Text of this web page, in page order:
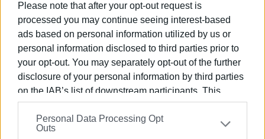
Please note that after your opt-out request is
processed you may continue seeing interest-based
ads based on personal information utilized by us or
personal information disclosed to third parties prior to
your opt-out. You may separately opt-out of the further
disclosure of your personal information by third parties
on the IAB’s list of downstream participants. This
information may also be disclosed by us to third parties
on theIAB’s List of Downstream Participants
that may
further disclose it to other third parties.
Personal Data Processing Opt
Outs
Η μάχη κατά των εξαρτήσεων είναι μια μάχη
καθημερινή. Η πρόληψη είναι και παραμένει διαχρονική
αξία. Το προλαμβάνειν αποτελεί διαχρονικά το
σπουδαιότερο όπλο του ανθρώπου απέναντι σε κάθε
«εχθρό».
Μετά από δύο χρόνια που η ανθρωπότητα πέρασε
πανδημίας ο Σύλλογος «Στήριξη» προγραμματίζει τη
διοργάνωση δράσεων που στόχο έχουν να